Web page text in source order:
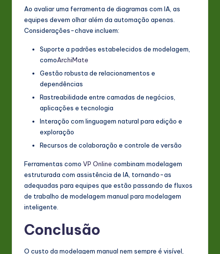
Ao avaliar uma ferramenta de diagramas com IA, as
equipes devem olhar além da automação apenas.
Considerações-chave incluem:
Suporte a padrões estabelecidos de modelagem,
comoArchiMate
Gestão robusta de relacionamentos e
dependências
Rastreabilidade entre camadas de negócios,
aplicações e tecnologia
Interação com linguagem natural para edição e
exploração
Recursos de colaboração e controle de versão
Ferramentas como VP Online combinam modelagem
estruturada com assistência de IA, tornando-as
adequadas para equipes que estão passando de fluxos
de trabalho de modelagem manual para modelagem
inteligente.
Conclusão
O custo da modelagem manual nem sempre é visível,